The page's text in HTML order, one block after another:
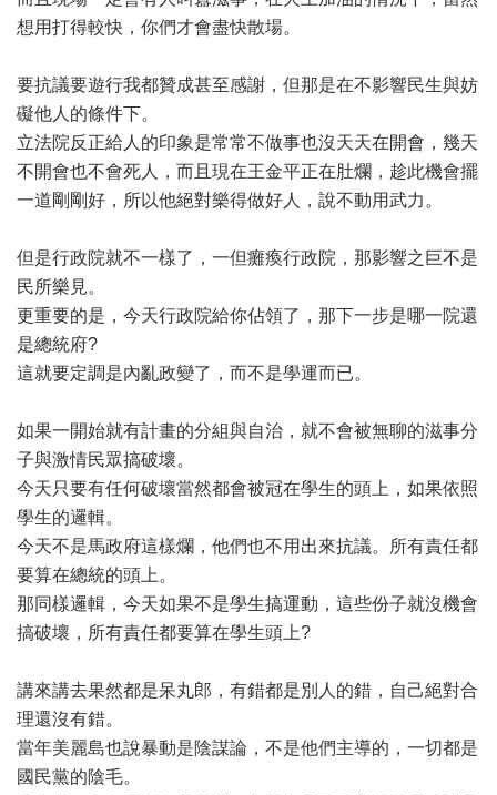
想用打得較快，你們才會盡快散場。
要抗議要遊行我都贊成甚至感謝，但那是在不影響民生與妨
礙他人的條件下。
立法院反正給人的印象是常常不做事也沒天天在開會，幾天
不開會也不會死人，而且現在王金平正在肚爛，趁此機會擺
一道剛剛好，所以他絕對樂得做好人，說不動用武力。
但是行政院就不一樣了，一但癱瘓行政院，那影響之巨不是
民所樂見。
更重要的是，今天行政院給你佔領了，那下一步是哪一院還
是總統府?
這就要定調是內亂政變了，而不是學運而已。
如果一開始就有計畫的分組與自治，就不會被無聊的滋事分
子與激情民眾搞破壞。
今天只要有任何破壞當然都會被冠在學生的頭上，如果依照
學生的邏輯。
今天不是馬政府這樣爛，他們也不用出來抗議。所有責任都
要算在總統的頭上。
那同樣邏輯，今天如果不是學生搞運動，這些份子就沒機會
搞破壞，所有責任都要算在學生頭上?
講來講去果然都是呆丸郎，有錯都是別人的錯，自己絕對合
理還沒有錯。
當年美麗島也說暴動是陰謀論，不是他們主導的，一切都是
國民黨的陰毛。